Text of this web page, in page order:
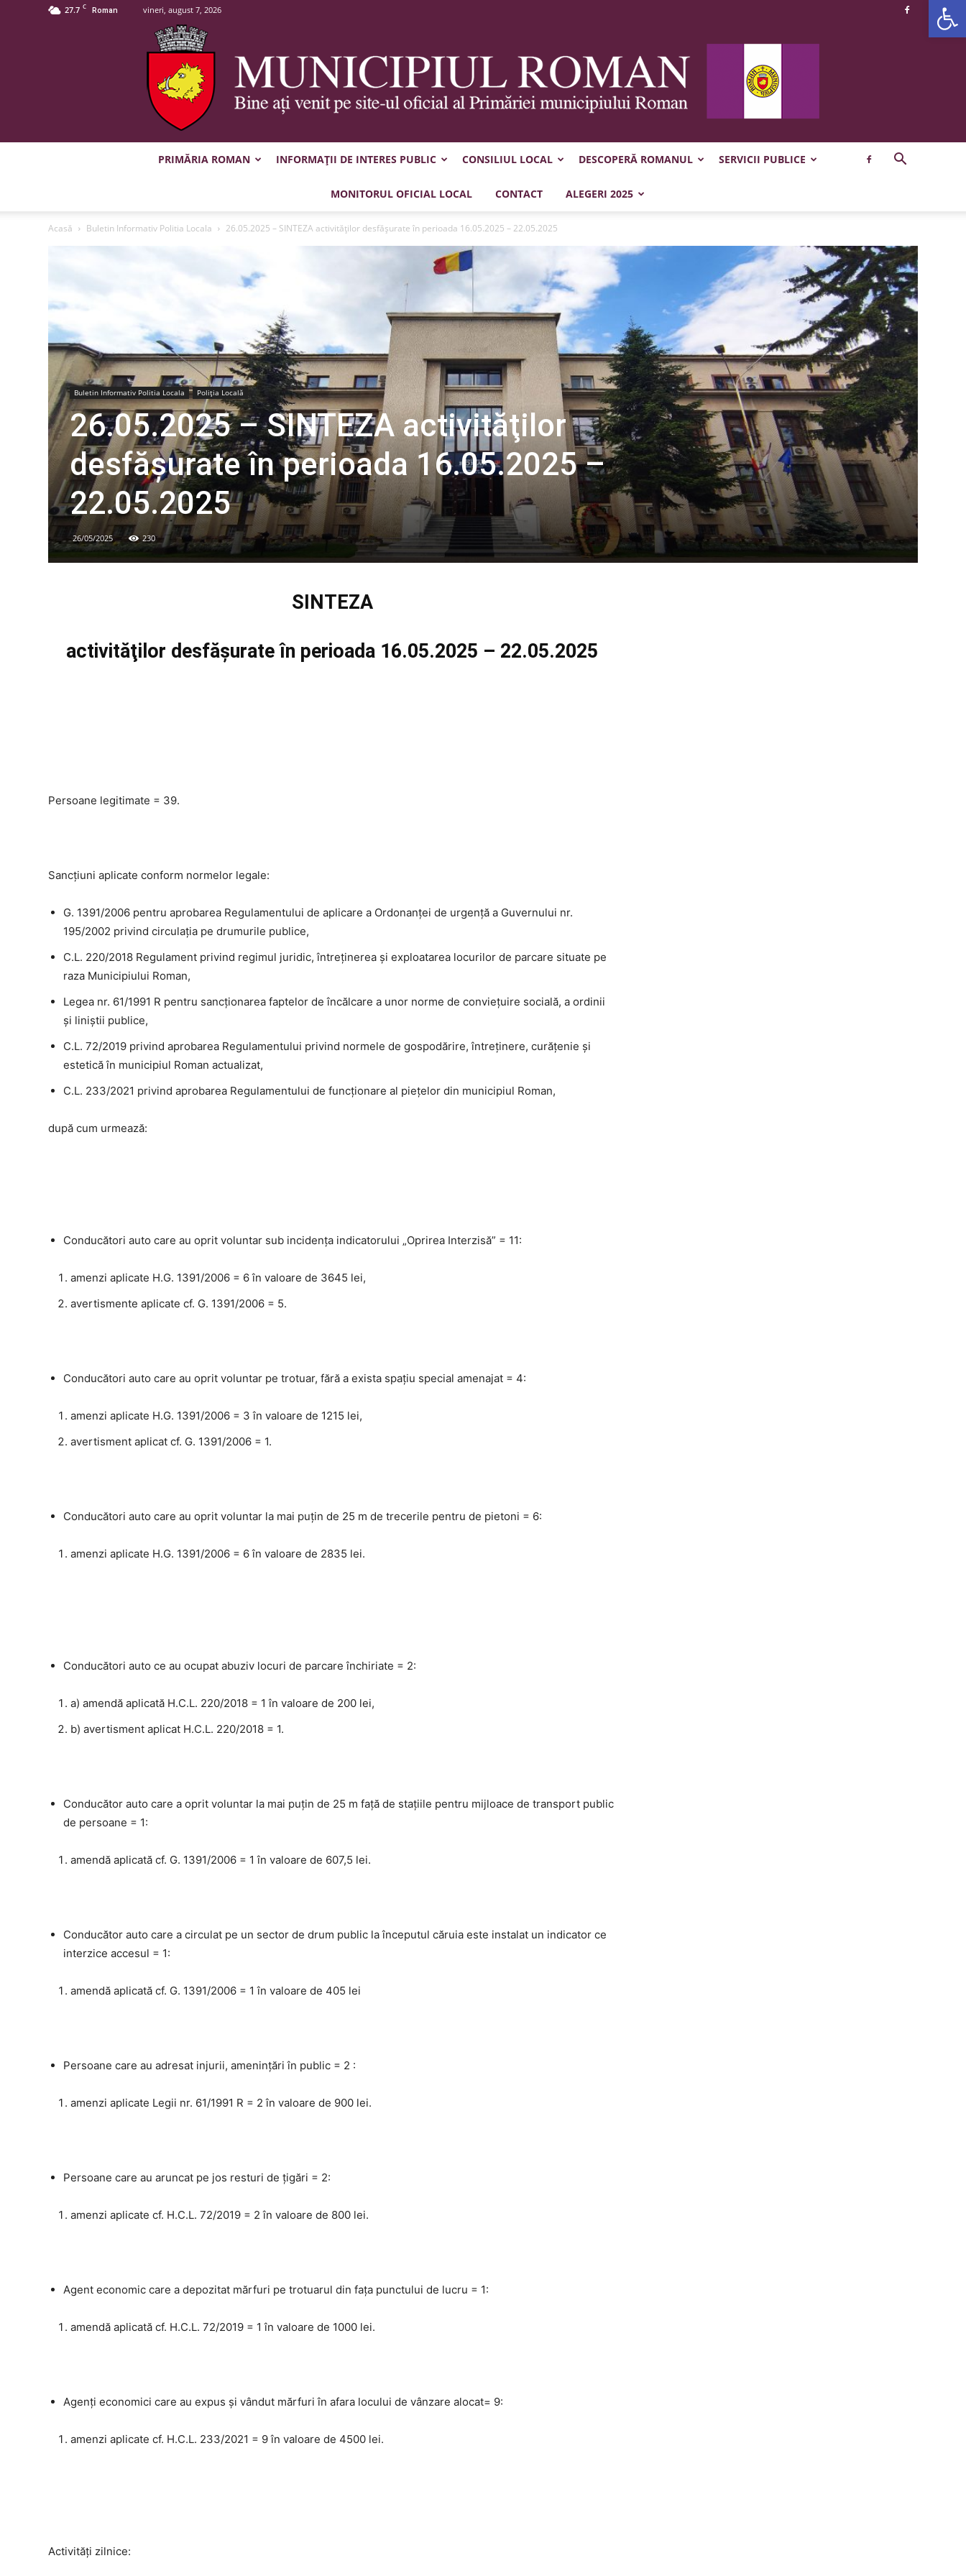
27.7 C Roman vineri, august 7, 2026
Municipiul
PRIMĂRIA ROMAN INFORMAȚII DE INTERES PUBLIC CONSILIUL LOCAL DESCOPERĂ ROMANUL SERVICII PUBLICE
MONITORUL OFICIAL LOCAL CONTACT ALEGERI 2025
Acasă Buletin Informativ Politia Locala 26.05.2025 – SINTEZA activităţilor desfăşurate în perioada 16.05.2025 – 22.05.2025
Buletin Informativ Politia Locala Poliția Locală
26.05.2025 – SINTEZA activităţilor
desfăşurate în perioada 16.05.2025 –
22.05.2025
26/05/2025 230
SINTEZA
activităţilor desfăşurate în perioada 16.05.2025 – 22.05.2025
Persoane legitimate = 39.
Sancțiuni aplicate conform normelor legale:
G. 1391/2006 pentru aprobarea Regulamentului de aplicare a Ordonanţei de urgenţă a Guvernului nr.
195/2002 privind circulaţia pe drumurile publice,
C.L. 220/2018 Regulament privind regimul juridic, întreţinerea şi exploatarea locurilor de parcare situate pe
raza Municipiului Roman,
Legea nr. 61/1991 R pentru sancţionarea faptelor de încălcare a unor norme de convieţuire socială, a ordinii
şi liniştii publice,
C.L. 72/2019 privind aprobarea Regulamentului privind normele de gospodărire, întreţinere, curăţenie şi
estetică în municipiul Roman actualizat,
C.L. 233/2021 privind aprobarea Regulamentului de funcționare al piețelor din municipiul Roman,
după cum urmează:
Conducători auto care au oprit voluntar sub incidenţa indicatorului „Oprirea Interzisă” = 11:
amenzi aplicate H.G. 1391/2006 = 6 în valoare de 3645 lei,
avertismente aplicate cf. G. 1391/2006 = 5.
Conducători auto care au oprit voluntar pe trotuar, fără a exista spaţiu special amenajat = 4:
amenzi aplicate H.G. 1391/2006 = 3 în valoare de 1215 lei,
avertisment aplicat cf. G. 1391/2006 = 1.
Conducători auto care au oprit voluntar la mai puţin de 25 m de trecerile pentru de pietoni = 6:
amenzi aplicate H.G. 1391/2006 = 6 în valoare de 2835 lei.
Conducători auto ce au ocupat abuziv locuri de parcare închiriate = 2:
a) amendă aplicată H.C.L. 220/2018 = 1 în valoare de 200 lei,
b) avertisment aplicat H.C.L. 220/2018 = 1.
Conducător auto care a oprit voluntar la mai puţin de 25 m faţă de staţiile pentru mijloace de transport public
de persoane = 1:
amendă aplicată cf. G. 1391/2006 = 1 în valoare de 607,5 lei.
Conducător auto care a circulat pe un sector de drum public la începutul căruia este instalat un indicator ce
interzice accesul = 1:
amendă aplicată cf. G. 1391/2006 = 1 în valoare de 405 lei
Persoane care au adresat injurii, amenințări în public = 2 :
amenzi aplicate Legii nr. 61/1991 R = 2 în valoare de 900 lei.
Persoane care au aruncat pe jos resturi de țigări = 2:
amenzi aplicate cf. H.C.L. 72/2019 = 2 în valoare de 800 lei.
Agent economic care a depozitat mărfuri pe trotuarul din fața punctului de lucru = 1:
amendă aplicată cf. H.C.L. 72/2019 = 1 în valoare de 1000 lei.
Agenți economici care au expus și vândut mărfuri în afara locului de vânzare alocat= 9:
amenzi aplicate cf. H.C.L. 233/2021 = 9 în valoare de 4500 lei.
Activităţi zilnice: